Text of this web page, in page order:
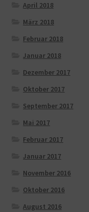
April 2018
März 2018
Februar 2018
Januar 2018
Dezember 2017
Oktober 2017
September 2017
Mai 2017
Februar 2017
Januar 2017
November 2016
Oktober 2016
August 2016